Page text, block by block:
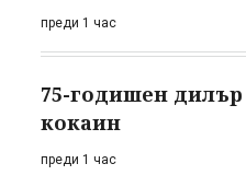
преди 1 час
75-годишен дилър
кокаин
преди 1 час